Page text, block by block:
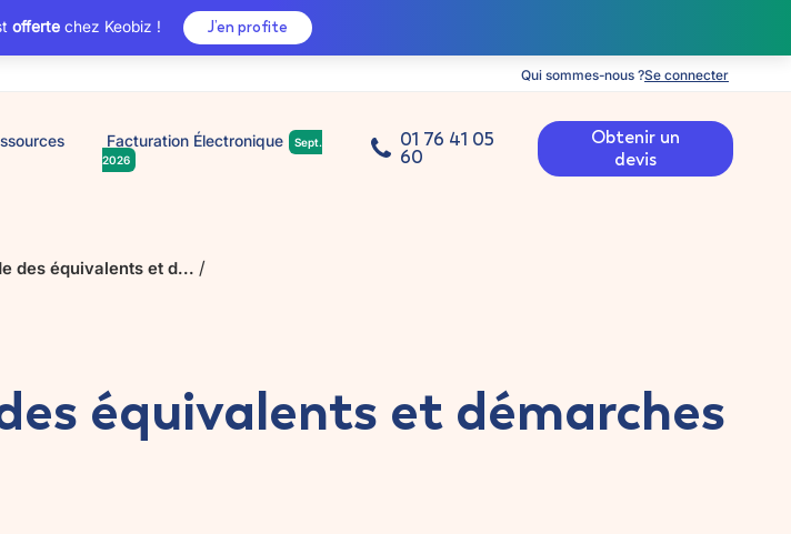
offertechez Keobiz ! J’en profite
Qui sommes-nous ?Se connecter
Facturation Électronique
Sept.
2026
01 76 41 05
60
Obtenir un
devis
des équivalents et d... /
équivalents et démarches